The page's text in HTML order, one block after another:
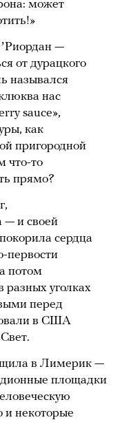
может
—
от дурацкого
назывался
нас
sauce»,
как
пригородной
что-то
прямо?
— и своей
сердца
первости
потом
уголках
перед
в США
в Лимерик —
площадки
и некоторые